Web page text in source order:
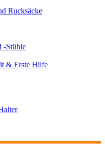
Rucksäcke
-Stühle
& Erste Hilfe